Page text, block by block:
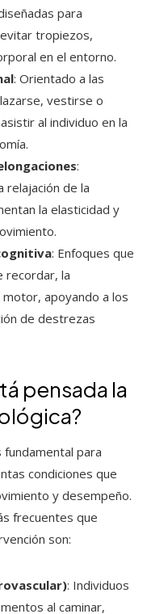
para
tropiezos,
en el entorno.
: Orientado a las
vestirse o
al individuo en la
:
relajación de la
la elasticidad y
: Enfoques que
recordar, la
apoyando a los
de destrezas
pensada la
para
condiciones que
y desempeño.
frecuentes que
son:
: Individuos
al caminar,